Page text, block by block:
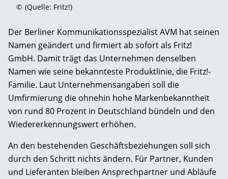
© (Quelle: Fritz!)
Der Berliner Kommunikationsspezialist AVM hat seinen
Namen geändert und firmiert ab sofort als Fritz!
GmbH. Damit trägt das Unternehmen denselben
Namen wie seine bekannteste Produktlinie, die Fritz!-
Familie. Laut Unternehmensangaben soll die
Umfirmierung die ohnehin hohe Markenbekanntheit
von rund 80 Prozent in Deutschland bündeln und den
Wiedererkennungswert erhöhen.
An den bestehenden Geschäftsbeziehungen soll sich
durch den Schritt nichts ändern. Für Partner, Kunden
und Lieferanten bleiben Ansprechpartner und Abläufe